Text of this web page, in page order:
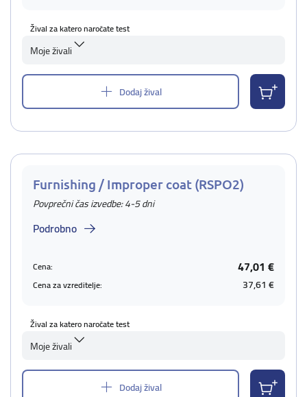
Žival za katero naročate test
Moje živali
Dodaj žival
Furnishing / Improper coat (RSPO2)
Povprečni čas izvedbe: 4-5 dni
Podrobno
Cena: 47,01 €
Cena za vzreditelje: 37,61 €
Žival za katero naročate test
Moje živali
Dodaj žival